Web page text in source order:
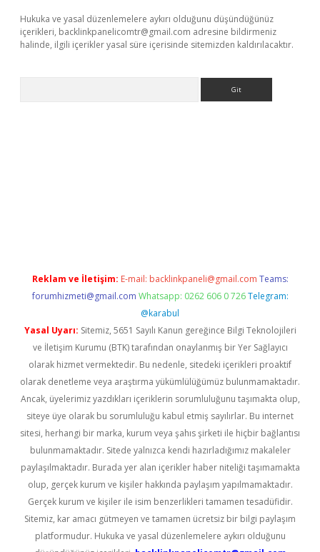
Hukuka ve yasal düzenlemelere aykırı olduğunu düşündüğünüz
içerikleri, backlinkpanelicomtr@gmail.com adresine bildirmeniz
halinde, ilgili içerikler yasal süre içerisinde sitemizden kaldırılacaktır.
Reklam ve İletişim: E-mail: backlinkpaneli@gmail.com Teams:
forumhizmeti@gmail.com Whatsapp: 0262 606 0 726 Telegram:
@karabul
Yasal Uyarı: Sitemiz, 5651 Sayılı Kanun gereğince Bilgi Teknolojileri
ve İletişim Kurumu (BTK) tarafından onaylanmış bir Yer Sağlayıcı
olarak hizmet vermektedir. Bu nedenle, sitedeki içerikleri proaktif
olarak denetleme veya araştırma yükümlülüğümüz bulunmamaktadır.
Ancak, üyelerimiz yazdıkları içeriklerin sorumluluğunu taşımakta olup,
siteye üye olarak bu sorumluluğu kabul etmiş sayılırlar. Bu internet
sitesi, herhangi bir marka, kurum veya şahıs şirketi ile hiçbir bağlantısı
bulunmamaktadır. Sitede yalnızca kendi hazırladığımız makaleler
paylaşılmaktadır. Burada yer alan içerikler haber niteliği taşımamakta
olup, gerçek kurum ve kişiler hakkında paylaşım yapılmamaktadır.
Gerçek kurum ve kişiler ile isim benzerlikleri tamamen tesadüfidir.
Sitemiz, kar amacı gütmeyen ve tamamen ücretsiz bir bilgi paylaşım
platformudur. Hukuka ve yasal düzenlemelere aykırı olduğunu